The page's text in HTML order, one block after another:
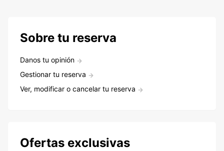
Sobre tu reserva
Danos tu opinión
Gestionar tu reserva
Ver, modificar o cancelar tu reserva
Ofertas exclusivas